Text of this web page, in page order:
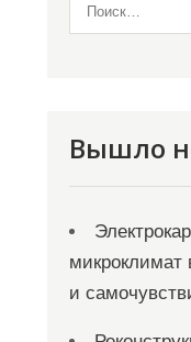
Вышло
микроклимат
и